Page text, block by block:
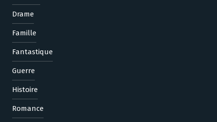
Drame
Famille
Fantastique
Guerre
Histoire
Romance